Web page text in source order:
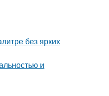
без ярких
и